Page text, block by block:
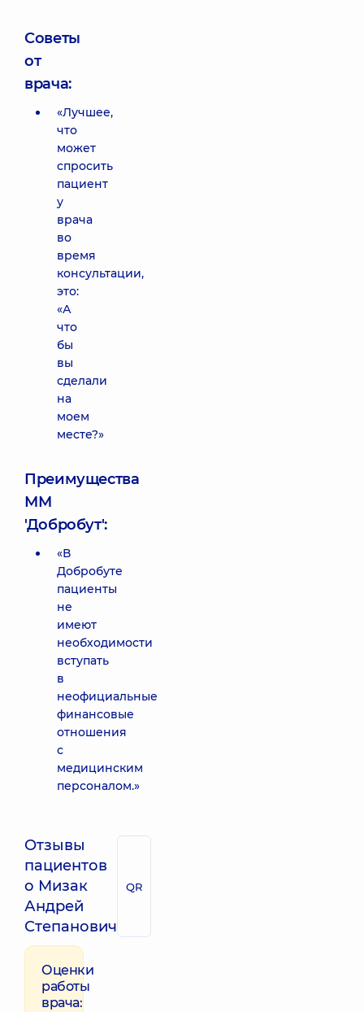
Советы
от
врача:
«Лучшее,
что
может
спросить
пациент
у
врача
во
время
консультации,
это:
«А
что
бы
вы
сделали
на
моем
месте?»
Преимущества
ММ
'Добробут':
«В
Добробуте
пациенты
не
имеют
необходимости
вступать
в
неофициальные
финансовые
отношения
с
медицинским
персоналом.»
Отзывы
пациентов
о Мизак
Андрей
Степанович
QR
Оценки
работы
врача: